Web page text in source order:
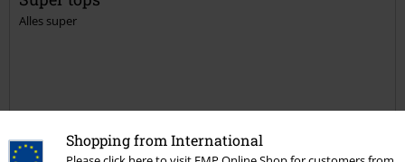
Shopping from International
Alles super
5